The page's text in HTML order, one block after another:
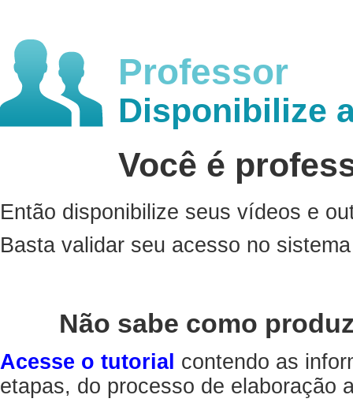
Professor
Disponibilize
Você é
Então disponibilize seus vídeos e
Basta validar seu acesso no
Não sabe como
Acesse o tutorial contendo as
etapas, do processo de elaboração